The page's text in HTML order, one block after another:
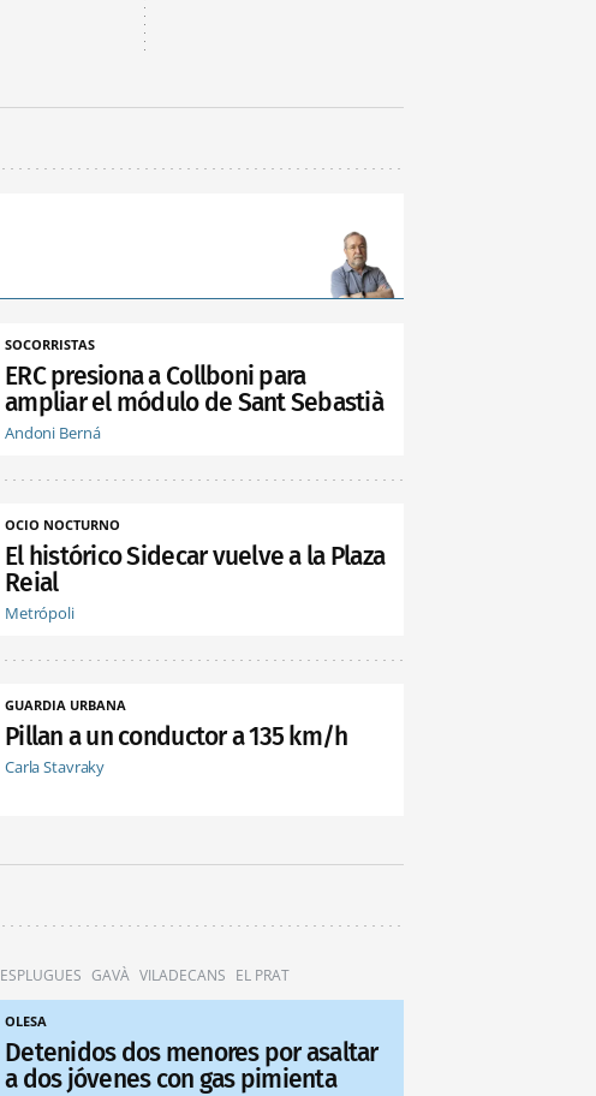
SOCORRISTAS
ERC presiona a Collboni para
ampliar el módulo de Sant Sebastià
Andoni Berná
OCIO NOCTURNO
El histórico Sidecar vuelve a la Plaza
Reial
Metrópoli
GUARDIA URBANA
Pillan a un conductor a 135 km/h
Carla Stavraky
ESPLUGUES GAVÀ VILADECANS EL PRAT
OLESA
Detenidos dos menores por asaltar
a dos jóvenes con gas pimienta